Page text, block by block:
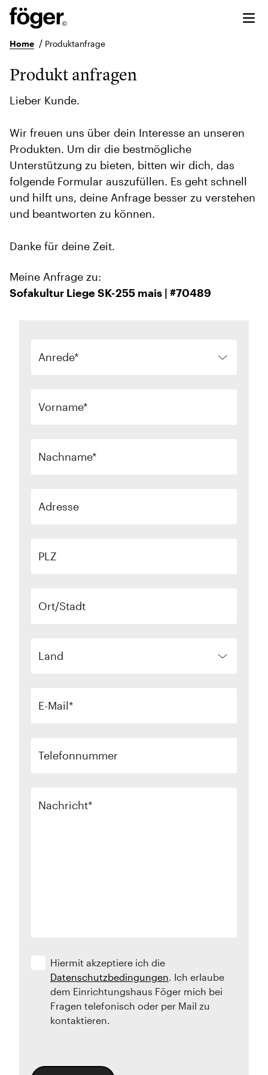
Home / Produktanfrage
Produkt anfragen
Lieber Kunde.
Wir freuen uns über dein Interesse an unseren
Produkten. Um dir die bestmögliche
Unterstützung zu bieten, bitten wir dich, das
folgende Formular auszufüllen. Es geht schnell
und hilft uns, deine Anfrage besser zu verstehen
und beantworten zu können.
Danke für deine Zeit.
Meine Anfrage zu:
Sofakultur Liege SK-255 mais | #70489
Anrede
Vorname
Nachname
Adresse
PLZ
Ort/Stadt
Land
E-Mail
Telefonnummer
Nachricht
Hiermit akzeptiere ich die
Datenschutzbedingungen. Ich erlaube
dem Einrichtungshaus Föger mich bei
Fragen telefonisch oder per Mail zu
kontaktieren.